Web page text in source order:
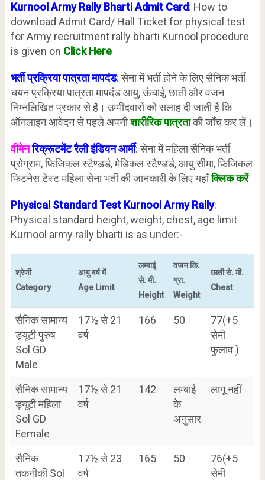
Kurnool Army Rally Bharti Admit Card: How to
download Admit Card/ Hall Ticket for physical test
for Army recruitment rally bharti Kurnool procedure
is given on Click Here
भर्ती प्रक्रिया पात्रता मापदंड: सेना में भर्ती होने के लिए सैनिक भर्ती
चयन प्रक्रिया पात्रता मापदंड आयु, ऊंचाई, छाती और वजन
निम्नलिखित प्रकार से है। उम्मीदवारों को सलाह दी जाती है कि
ऑनलाइन आवेदन से पहले अपनीशारीरिक पात्रताकी जाँच कर लें।
वीमेनरिक्रूटमेंट रैली इंडियन आर्मी: सेना में महिला सैनिक भर्ती
प्रोग्राम, फिजिकल स्टैण्डर्ड, मेडिकल स्टैण्डर्ड, आयु सीमा, फिजिकल
फिटनेस टेस्ट महिला सेना भर्ती की जानकारी के लिए यहाँक्लिक करें
Physical Standard Test Kurnool Army Rally:
Physical standard height, weight, chest, age limit
Kurnool army rally bharti is as under:-
श्रेणी
Category
आयु वर्ष में
Age Limit
लम्बाई
से. मी.
Height
वजन कि.
ग्रा.
Weight
छाती से. मी.
Chest
सैनिक सामान्य
ड्यूटी पुरुष
Sol GD
Male
17½ से 21
वर्ष
166 50
77(+5
सेमी
फुलाव )
सैनिक सामान्य
ड्यूटी महिला
Sol GD
Female
17½ से 21
वर्ष
142
लम्बाई
के
अनुसार
लागू नहीं
सैनिक
तकनीकी Sol
17½ से 23
वर्ष
165 50
76(+5
सेमी